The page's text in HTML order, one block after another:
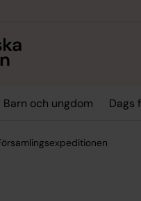
Barn och ungdom Dags